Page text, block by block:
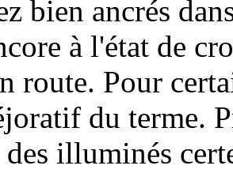
bien ancrés
à l'état de
route. Pour
du terme.
des illuminés